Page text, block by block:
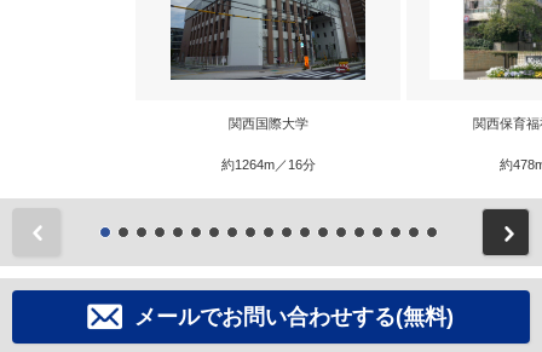
関西国際大学
約1264m／16分
関西保育
約
メールでお問い合わせする(無料)